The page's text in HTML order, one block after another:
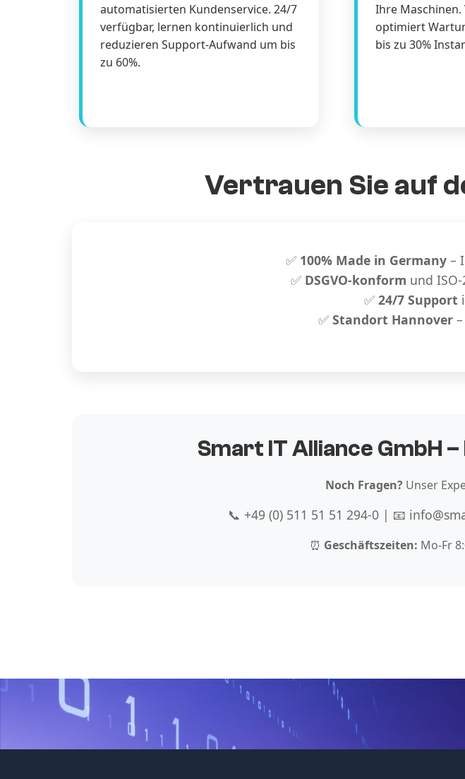
automatisierten Kundenservice. 24/7
verfügbar, lernen kontinuierlich und
reduzieren Support-Aufwand um bis
zu 60%.
Ihre
optimiert
bis zu 30%
Vertrauen Sie auf
✅ 100% Made in Germany –
✅ DSGVO-konform und
✅ 24/7 Support
✅ Standort Hannover
Smart IT Alliance GmbH
Noch Fragen? Unser
📞 +49 (0) 511 51 51 294-0 | 📧
⏰ Geschäftszeiten: Mo-Fr